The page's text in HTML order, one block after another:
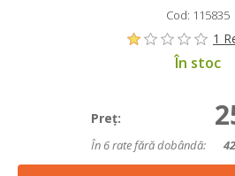
Cod: 115835
1
În stoc
Preţ:
În 6 rate fără dobândă: